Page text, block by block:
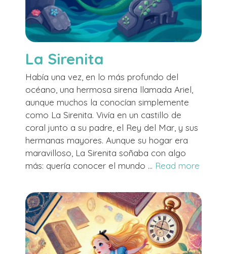
La Sirenita
Había una vez, en lo más profundo del
océano, una hermosa sirena llamada Ariel,
aunque muchos la conocían simplemente
como La Sirenita. Vivía en un castillo de
coral junto a su padre, el Rey del Mar, y sus
hermanas mayores. Aunque su hogar era
maravilloso, La Sirenita soñaba con algo
más: quería conocer el mundo … Read more